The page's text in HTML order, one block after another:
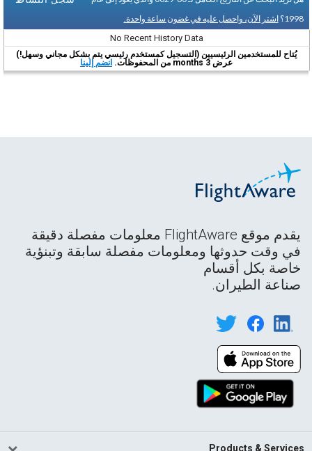
1998؟ اشتر الآن، واحصل عليه في غضون ساعة واحدة.
No Recent History Data
يُتاح للمستخدمين الرئيسيين (التسجيل كمستخدم رئيسي يتم بشكل مجاني وسهل!)
عرض 3 months من المحفوظات.
انضم إلينا
يقدم موقع FlightAware معلومات مفصلة دقيقة
في وقت حدوثها ومعلومات مفصلة سابقة وتبنؤية
خاصة بكل أقسام
صناعة الطيران.
Products & Services